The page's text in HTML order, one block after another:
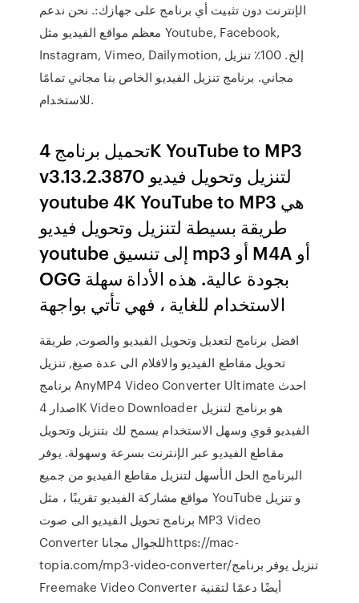
الإنترنت دون تثبيت أي برنامج على جهازك:. نحن ندعم
معظم مواقع الفيديو مثل Youtube, Facebook,
Instagram, Vimeo, Dailymotion, إلخ. 100٪ تنزيل
مجاني. برنامج تنزيل الفيديو الخاص بنا مجاني تمامًا
للاستخدام.
تحميل برنامج 4K YouTube to MP3
v3.13.2.3870 لتنزيل وتحويل فيديو
youtube 4K YouTube to MP3 هي
طريقة بسيطة لتنزيل وتحويل فيديو
youtube إلى تنسيق mp3 أو M4A أو
OGG بجودة عالية. هذه الأداة سهلة
الاستخدام للغاية ، فهي تأتي بواجهة
افضل برنامج لتعديل وتحويل الفيديو والصوت, طريقة
تحويل مقاطع الفيديو والافلام الى عدة صيغ, تنزيل
برنامج AnyMP4 Video Converter Ultimate احدث
اصدار 4K Video Downloader هو برنامج لتنزيل
الفيديو قوي وسهل الاستخدام يسمح لك بتنزيل وتحويل
مقاطع الفيديو عبر الإنترنت بسرعة وسهولة. يوفر
البرنامج الحل الأسهل لتنزيل مقاطع الفيديو من جميع
مواقع مشاركة الفيديو تقريبًا ، مثل YouTube و تنزيل
برنامج تحويل الفيديو الى صوت MP3 Video
Converter للجوال مجاناhttps://mac-
topia.com/mp3-video-converter/تنزيل يوفر برنامج
Freemake Video Converter أيضًا دعمًا لتقنية